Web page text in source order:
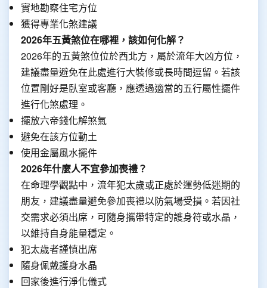
實地勘察住宅方位
獲得專業化煞建議
2026年五黃煞位在哪裡，該如何化解？
2026年的五黃煞位位於西北方，屬於流年大凶方位，
建議盡量避免在此處進行大裝修或長時間逗留。若該
位置剛好是臥室或客廳，應透過適當的五行屬性擺件
進行化煞處理。
擺放六帝錢化解煞氣
避免在該方位動土
使用金屬風水擺件
2026年什麼人不宜參加喪禮？
在命理學觀點中，流年犯太歲或正處於運勢低迷期的
朋友，建議盡量避免參加喪禮以防氣場受損。若因社
交需求必須出席，可隨身攜帶特定的護身符或水晶，
以維持自身能量穩定。
犯太歲者謹慎出席
隨身佩戴護身水晶
回家後進行淨化儀式